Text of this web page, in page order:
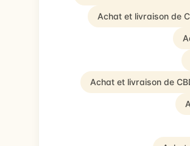
Achat et livraison de
Achat et livraison de